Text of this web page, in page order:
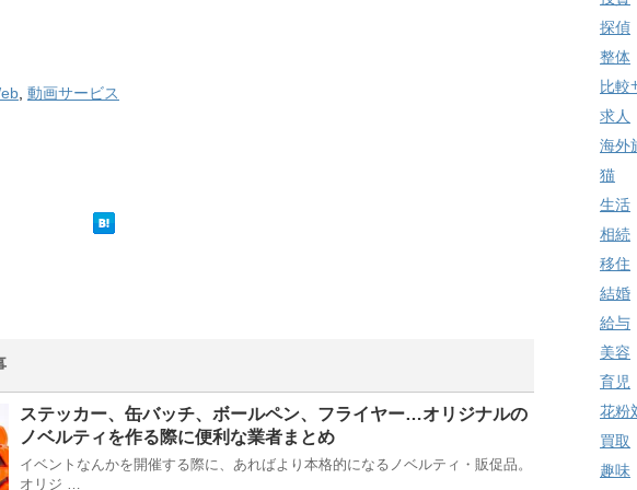
, 動画サービス
ステッカー、缶バッチ、ボールペン、フライヤー…オリジナルの
ノベルティを作る際に便利な業者まとめ
イベントなんかを開催する際に、あればより本格的になるノベルティ・販促品。
オリジ …
探偵
整体
比較
求人
海外
猫
生活
相続
移住
結婚
給与
美容
育児
花粉
買取
趣味